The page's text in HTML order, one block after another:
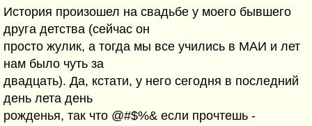
История произошел на свадьбе у моего бывшего
друга детства (сейчас он
просто жулик, а тогда мы все учились в МАИ и лет
нам было чуть за
двадцать). Да, кстати, у него сегодня в последний
день лета день
рожденья, так что @#$%& если прочтешь -